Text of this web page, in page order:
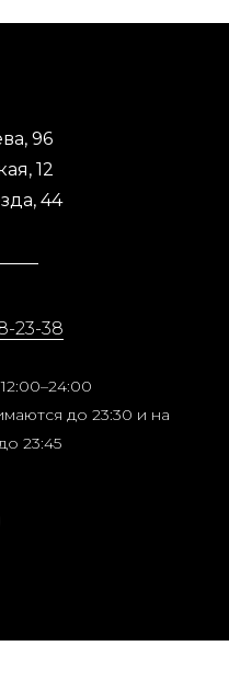
96
12
44
23-38
до 23:30 и на
23:45